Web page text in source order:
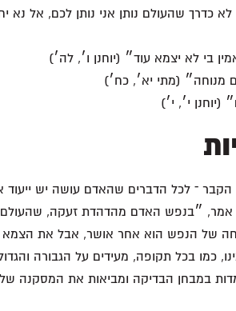
כדרך שהעולם נותן אני נותן לכם, אל נא
בי לא יצמא עוד״ (יוחנן ו׳, לה׳)
מנוחה״ (מתי יא׳, כח׳)
י׳, י׳)
הקבר ־ לכל הדברים שהאדם עושה יש
אמר, ״בנפש האדם מהדהדת זעקה, שהעולם
של הנפש הוא אחר אושר, אבל את
כמו בכל תקופה, מעידים על הגבורה
במבחן הבדיקה ומביאות את המסקנה